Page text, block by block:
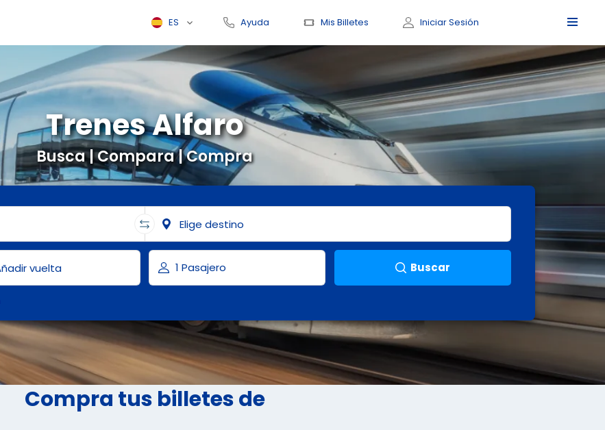
ES Ayuda Mis Billetes Iniciar Sesión
Busca | Compara | Compra
Trenes Alfaro
Buscar
Compra tus billetes de